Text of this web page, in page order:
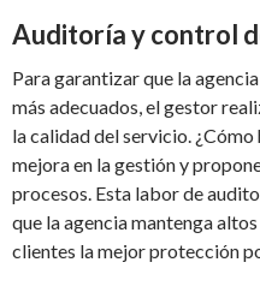
Auditoría y control
Para garantizar que la
más adecuados, el gestor
la calidad del servicio.
mejora en la gestión y
procesos. Esta labor de
que la agencia mantenga
clientes la mejor protección